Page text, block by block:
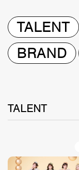
TALENT
BRAND
TALENT